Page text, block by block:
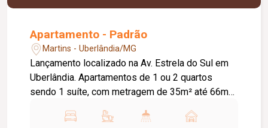
Apartamento - Padrão
Martins - Uberlândia/MG
Lançamento localizado na Av. Estrela do Sul em
Uberlândia. Apartamentos de 1 ou 2 quartos
sendo 1 suíte, com metragem de 35m² até 66m²,
Sala. 2 elevadores e um lazer completo.